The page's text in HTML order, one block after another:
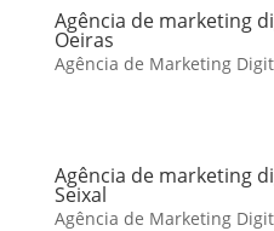
Agência de marketing
Oeiras
Agência de Marketing
Agência de marketing
Seixal
Agência de Marketing